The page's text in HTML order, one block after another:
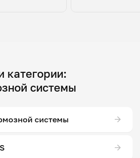
категории:
системы
системы